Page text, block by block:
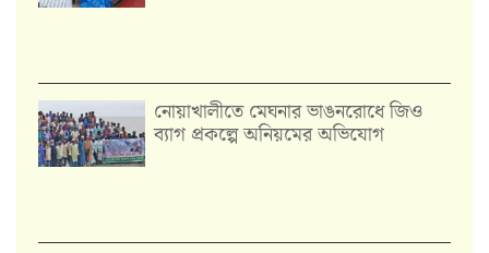
নোয়াখালীতে মেঘনার ভাঙনরোধে জিও
ব্যাগ প্রকল্পে অনিয়মের অভিযোগ